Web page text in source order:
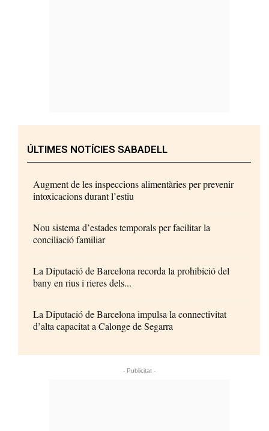
ÚLTIMES NOTÍCIES SABADELL
Augment de les inspeccions alimentàries per prevenir
intoxicacions durant l’estiu
Nou sistema d’estades temporals per facilitar la
conciliació familiar
La Diputació de Barcelona recorda la prohibició del
bany en rius i rieres dels...
La Diputació de Barcelona impulsa la connectivitat
d’alta capacitat a Calonge de Segarra
- Publicitat -